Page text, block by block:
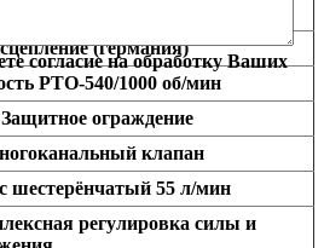
согласие на обработку Ваших
(германия)
РТО-540/1000 об/мин
ограждение
клапан
шестерёнчатый 55 л/мин
регулировка силы и